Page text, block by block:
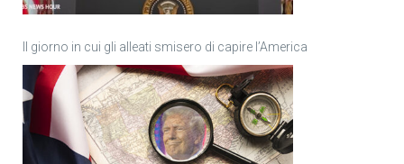
Il giorno in cui gli alleati smisero di capire l’America